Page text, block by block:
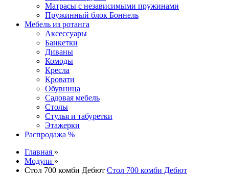
Матрасы с независимыми пружинами
Пружинный блок Боннель
Мебель из ротанга
Аксессуары
Банкетки
Диваны
Комоды
Кресла
Кровати
Обувница
Садовая мебель
Столы
Стулья и табуретки
Этажерки
Распродажа %
Главная »
Модули »
Стол 700 комби Дебют Стол 700 комби Дебют